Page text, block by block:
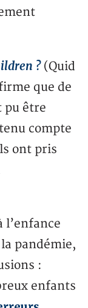
?(Quid
que de
pu être
compte
ont pris
l’enfance
pandémie,
:
enfants